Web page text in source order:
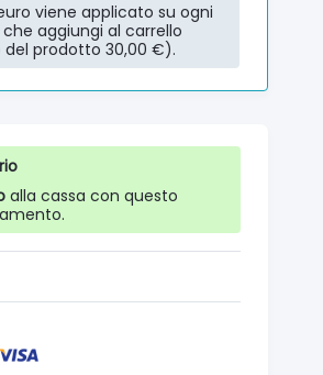
viene applicato su ogni
aggiungi al carrello
prodotto 30,00 €).
alla cassa con questo